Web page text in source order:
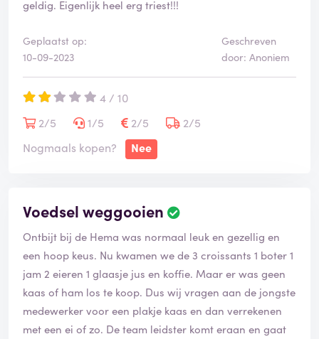
geldig. Eigenlijk heel erg triest!!!
Geplaatst op:
10-09-2023
Geschreven
door: Anoniem
4 / 10
2/5
1/5 2/5
2/5
Nogmaals kopen?
Nee
Voedsel weggooien
Ontbijt bij de Hema was normaal leuk en gezellig en
een hoop keus. Nu kwamen we de 3 croissants 1 boter 1
jam 2 eieren 1 glaasje jus en koffie. Maar er was geen
kaas of ham los te koop. Dus wij vragen aan de jongste
medewerker voor een plakje kaas en dan verrekenen
met een ei of zo. De team leidster komt eraan en gaat